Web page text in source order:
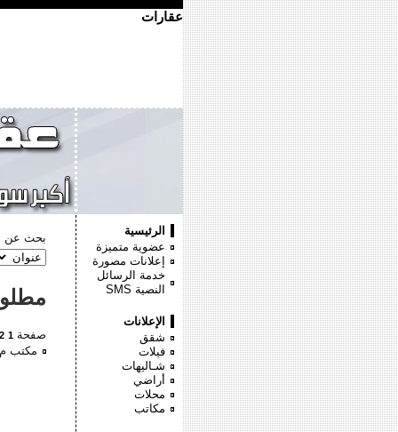
عقارات
بحث عن
صفحة 1
2
مكتب
الرئيسية
عضوية متميزة
إعلانات مصورة
خدمة الرسائل
النصية SMS
الإعلانات
شقق
فيلات
شـاليهات
أراضي
محلات
مكاتب